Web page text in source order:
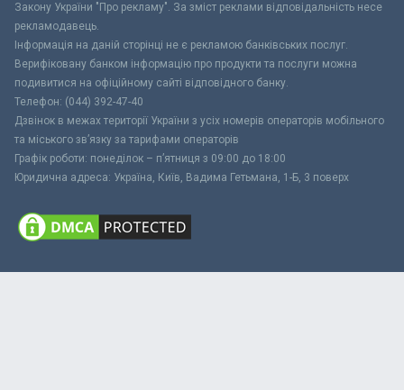
Закону України "Про рекламу". За зміст реклами відповідальність несе
рекламодавець.
Інформація на даній сторінці не є рекламою банківських послуг.
Верифіковану банком інформацію про продукти та послуги можна
подивитися на офіційному сайті відповідного банку.
Телефон: (044) 392-47-40
Дзвінок в межах території України з усіх номерів операторів мобільного
та міського зв’язку за тарифами операторів
Графік роботи: понеділок – п’ятниця з 09:00 до 18:00
Юридична адреса: Україна, Київ, Вадима Гетьмана, 1-Б, 3 поверх